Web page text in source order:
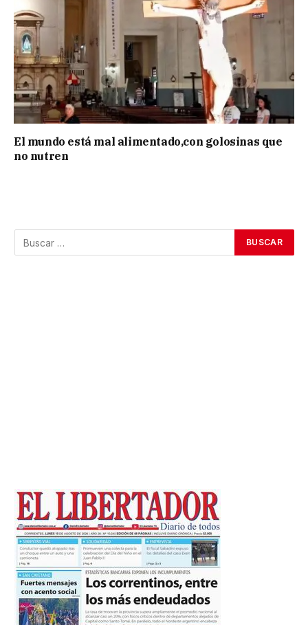
El mundo está mal alimentado,con golosinas que
no nutren